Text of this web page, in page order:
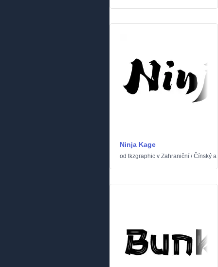
Ninja Kage
od tkzgraphic v Zahraniční /Čínský